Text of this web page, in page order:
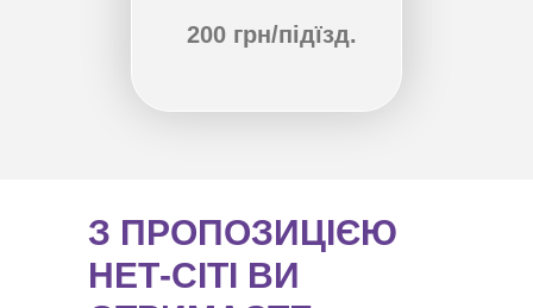
200 грн/підїзд.
З ПРОПОЗИЦІЄЮ
НЕТ-СІТІ ВИ